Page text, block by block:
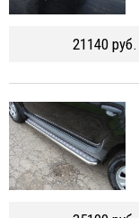
21140 руб.